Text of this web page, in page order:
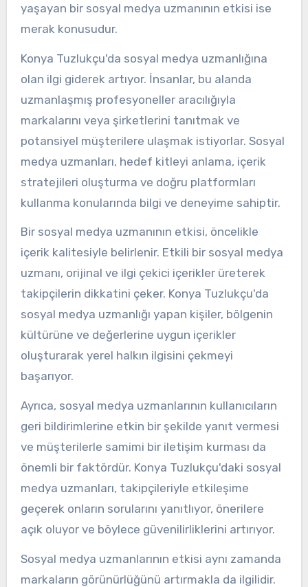
yaşayan bir sosyal medya uzmanının etkisi ise
merak konusudur.
Konya Tuzlukçu'da sosyal medya uzmanlığına
olan ilgi giderek artıyor. İnsanlar, bu alanda
uzmanlaşmış profesyoneller aracılığıyla
markalarını veya şirketlerini tanıtmak ve
potansiyel müşterilere ulaşmak istiyorlar. Sosyal
medya uzmanları, hedef kitleyi anlama, içerik
stratejileri oluşturma ve doğru platformları
kullanma konularında bilgi ve deneyime sahiptir.
Bir sosyal medya uzmanının etkisi, öncelikle
içerik kalitesiyle belirlenir. Etkili bir sosyal medya
uzmanı, orijinal ve ilgi çekici içerikler üreterek
takipçilerin dikkatini çeker. Konya Tuzlukçu'da
sosyal medya uzmanlığı yapan kişiler, bölgenin
kültürüne ve değerlerine uygun içerikler
oluşturarak yerel halkın ilgisini çekmeyi
başarıyor.
Ayrıca, sosyal medya uzmanlarının kullanıcıların
geri bildirimlerine etkin bir şekilde yanıt vermesi
ve müşterilerle samimi bir iletişim kurması da
önemli bir faktördür. Konya Tuzlukçu'daki sosyal
medya uzmanları, takipçileriyle etkileşime
geçerek onların sorularını yanıtlıyor, önerilere
açık oluyor ve böylece güvenilirliklerini artırıyor.
Sosyal medya uzmanlarının etkisi aynı zamanda
markaların görünürlüğünü artırmakla da ilgilidir.